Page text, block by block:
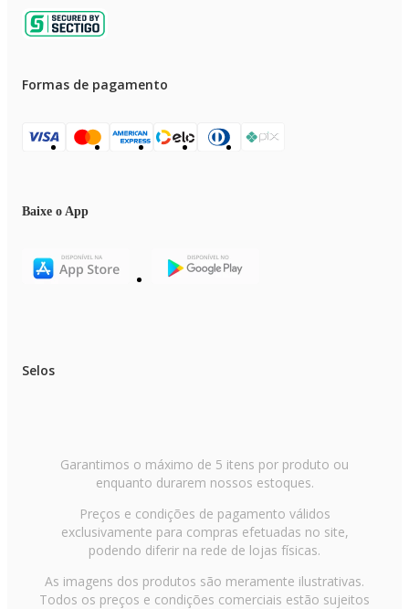
Formas de pagamento
Baixe o App
Selos
Garantimos o máximo de 5 itens por produto ou
enquanto durarem nossos estoques.
Preços e condições de pagamento válidos
exclusivamente para compras efetuadas no site,
podendo diferir na rede de lojas físicas.
As imagens dos produtos são meramente ilustrativas.
Todos os preços e condições comerciais estão sujeitos